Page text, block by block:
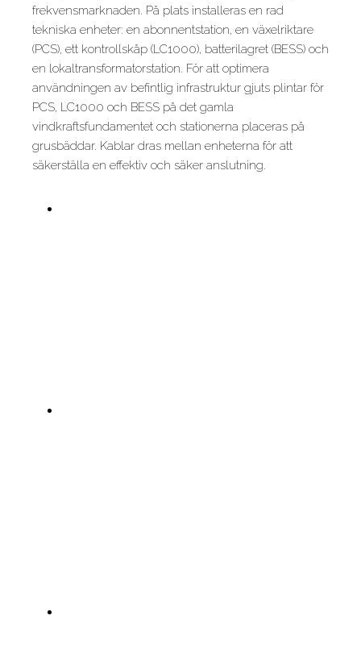
frekvensmarknaden. På plats installeras en rad
tekniska enheter: en abonnentstation, en växelriktare
(PCS), ett kontrollskåp (LC1000), batterilagret (BESS) och
en lokaltransformatorstation. För att optimera
användningen av befintlig infrastruktur gjuts plintar för
PCS, LC1000 och BESS på det gamla
vindkraftsfundamentet och stationerna placeras på
grusbäddar. Kablar dras mellan enheterna för att
säkerställa en effektiv och säker anslutning.